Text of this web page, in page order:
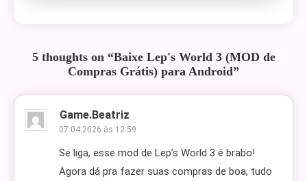
5 thoughts on “Baixe Lep's World 3 (MOD de
Compras Grátis) para Android”
Game.beatriz
07.04.2026 às 12:59
Se liga, esse mod de Lep’s World 3 é brabo!
Agora dá pra fazer suas compras de boa, tudo